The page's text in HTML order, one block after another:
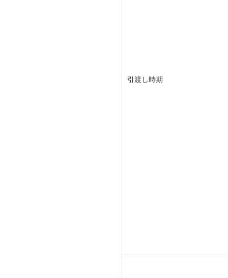
引渡し時期